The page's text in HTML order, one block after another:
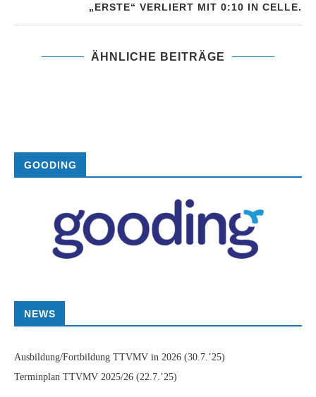
„ERSTE“ VERLIERT MIT 0:10 IN CELLE.
ÄHNLICHE BEITRÄGE
GOODING
NEWS
Ausbildung/Fortbildung TTVMV in 2026 (30.7.’25)
Terminplan TTVMV 2025/26 (22.7.’25)